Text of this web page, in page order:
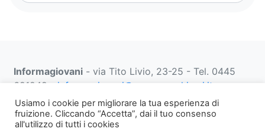
Informagiovani - via Tito Livio, 23-25 - Tel. 0445
691249 - informagiovani@comune.schio.vi.it
prenotazionifaberbox@comune.schio.vi.it0445 691
452 dal lunedì al venerdì dalle 13:00 alle 18:00
Usiamo i cookie per migliorare la tua esperienza di
fruizione. Cliccando “Accetta”, dai il tuo consenso
all'utilizzo di tutti i cookies